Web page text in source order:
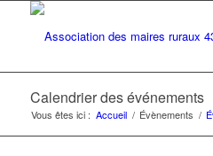
Calendrier des événements
Vous êtes ici : Accueil / Évènements /